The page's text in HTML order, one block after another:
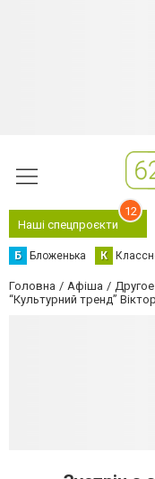
Наші спецпроєкти
12
Б Бложенька К
Головна Афіша Другое
“Культурний тренд”